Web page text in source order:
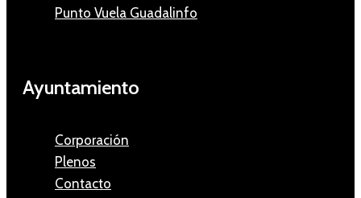
Punto Vuela Guadalinfo
Ayuntamiento
Corporación
Plenos
Contacto